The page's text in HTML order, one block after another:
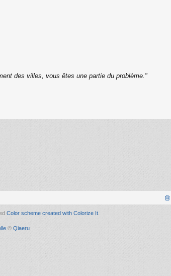
des villes, vous êtes une partie du problème."
Color scheme created with Colorize It
© Qiaeru